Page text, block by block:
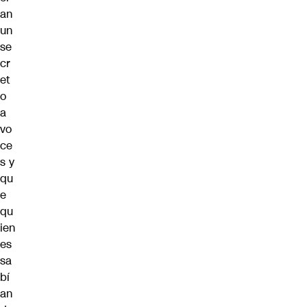
an
un
se
cr
et
o
a
vo
ce
s y
qu
e
qu
ien
es
sa
bí
an